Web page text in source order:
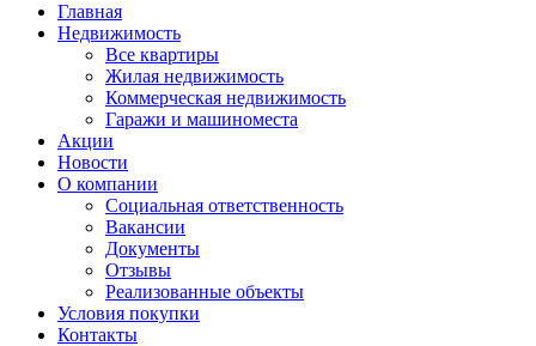
Главная
Недвижимость
Все квартиры
Жилая недвижимость
Коммерческая недвижимость
Гаражи и машиноместа
Акции
Новости
О компании
Социальная ответственность
Вакансии
Документы
Отзывы
Реализованные объекты
Условия покупки
Контакты